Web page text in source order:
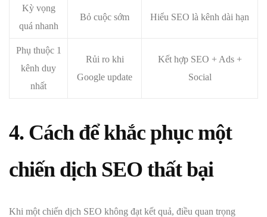
Kỳ vọng
quá nhanh
Bỏ cuộc sớm Hiểu SEO là kênh dài hạn
Phụ thuộc 1
kênh duy
nhất
Rủi ro khi
Google update
Kết hợp SEO + Ads +
Social
4. Cách để khắc phục một
chiến dịch SEO thất bại
Khi một chiến dịch SEO không đạt kết quả, điều quan trọng